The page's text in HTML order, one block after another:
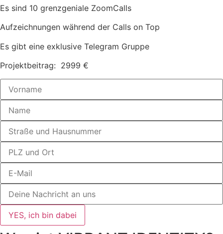
Es sind 10 grenzgeniale ZoomCalls
Aufzeichnungen während der Calls on Top
Es gibt eine exklusive Telegram Gruppe
Projektbeitrag: 2999 €
YES, ich bin dabei